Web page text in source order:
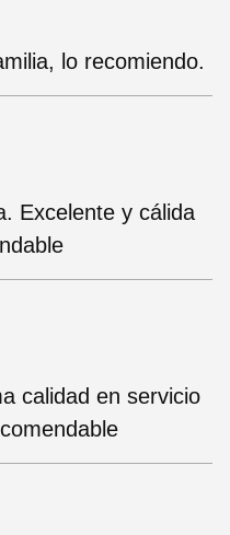
lo recomiendo.
Excelente y cálida
calidad en servicio